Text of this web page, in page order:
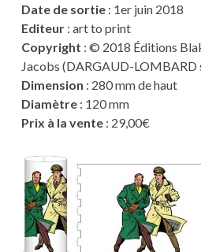
Date de sortie: 1er juin 2018
Editeur: art to print
Copyright : © 2018 Éditions
Jacobs (DARGAUD-LOMBARD
Dimension : 280 mm de haut
Diamètre: 120 mm
Prix à la vente: 29,00€